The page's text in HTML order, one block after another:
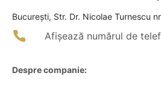
Bucureşti, Str. Dr. Nicolae Turnescu
Afișează numărul de
Despre companie: